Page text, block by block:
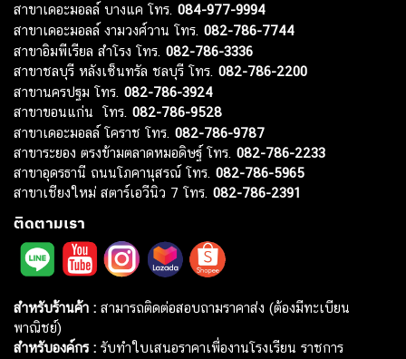
สาขาเดอะมอลล์ บางแค โทร. 084-977-9994
สาขาเดอะมอลล์ งามวงศ์วาน โทร. 082-786-7744
สาขาอิมพีเรียล สำโรง โทร. 082-786-3336
สาขาชลบุรี หลังเซ็นทรัล ชลบุรี โทร. 082-786-2200
สาขานครปฐม โทร. 082-786-3924
สาขาขอนแก่น โทร. 082-786-9528
สาขาเดอะมอลล์ โคราช โทร. 082-786-9787
สาขาระยอง ตรงข้ามตลาดหมอดิษฐ์ โทร. 082-786-2233
สาขาอุดรธานี ถนนโภคานุสรณ์ โทร. 082-786-5965
สาขาเชียงใหม่ สตาร์เอวีนิว 7 โทร. 082-786-2391
ติดตามเรา
สำหรับร้านค้า : สามารถติดต่อสอบถามราคาส่ง (ต้องมีทะเบียน
พาณิชย์)
สำหรับองค์กร : รับทำใบเสนอราคาเพื่องานโรงเรียน ราชการ